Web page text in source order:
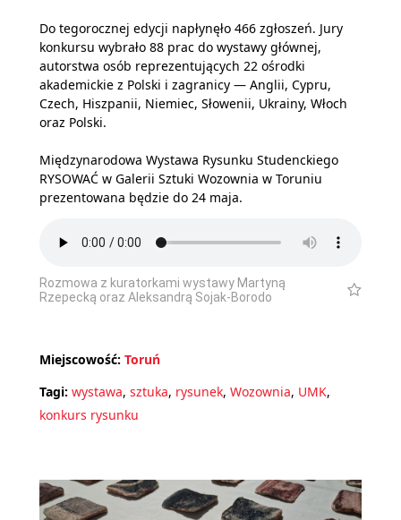
Do tegorocznej edycji napłynęło 466 zgłoszeń. Jury
konkursu wybrało 88 prac do wystawy głównej,
autorstwa osób reprezentujących 22 ośrodki
akademickie z Polski i zagranicy — Anglii, Cypru,
Czech, Hiszpanii, Niemiec, Słowenii, Ukrainy, Włoch
oraz Polski.
Międzynarodowa Wystawa Rysunku Studenckiego
RYSOWAĆ w Galerii Sztuki Wozownia w Toruniu
prezentowana będzie do 24 maja.
Rozmowa z kuratorkami wystawy Martyną
Rzepecką oraz Aleksandrą Sojak-Borodo
Miejscowość: Toruń
Tagi: wystawa, sztuka, rysunek, Wozownia, UMK,
konkurs rysunku